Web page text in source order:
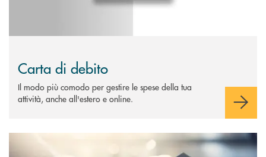
Carta di debito
Il modo più comodo per gestire le spese della tua
attività, anche all'estero e online.